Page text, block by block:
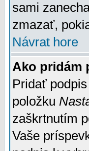
sami
zmazať,
Návrat hore
Ako pridám
Pridať
položku
zaškrtnutím
Vaše